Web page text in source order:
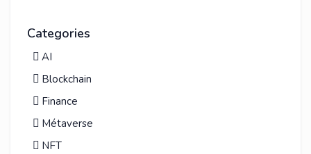
Categories
AI
Blockchain
Finance
Métaverse
NFT